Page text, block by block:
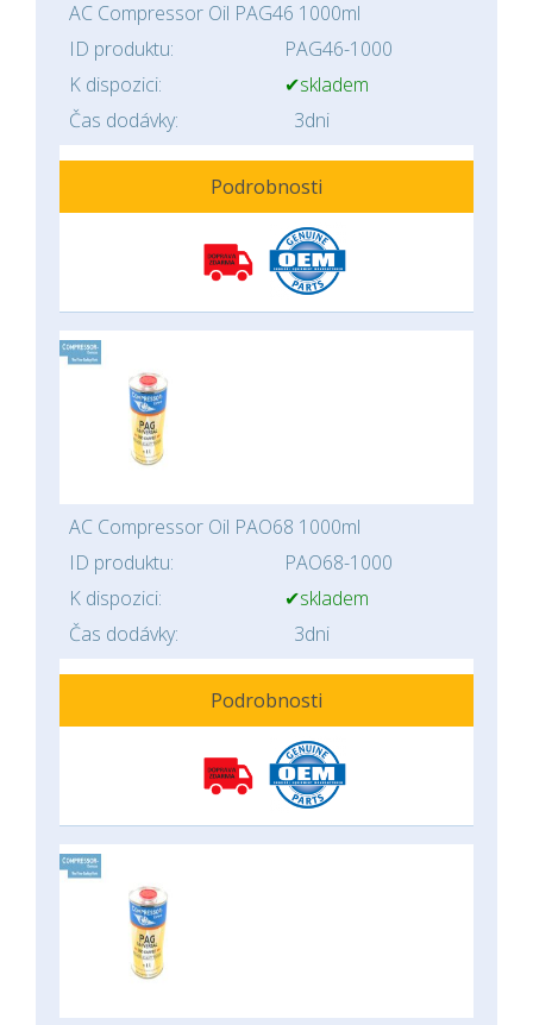
AC Compressor Oil PAG46 1000ml
ID produktu:
PAG46-1000
K dispozici:
✔skladem
Čas dodávky:
3dni
Podrobnosti
AC Compressor Oil PAO68 1000ml
ID produktu:
PAO68-1000
K dispozici:
✔skladem
Čas dodávky:
3dni
Podrobnosti